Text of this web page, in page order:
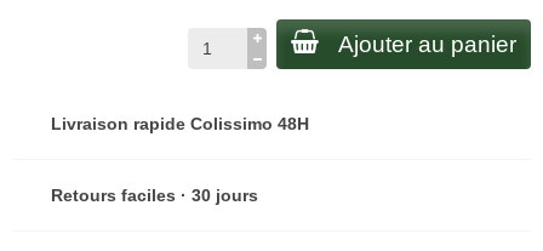
Ajouter au panier
Livraison rapide Colissimo 48H
Retours faciles · 30 jours